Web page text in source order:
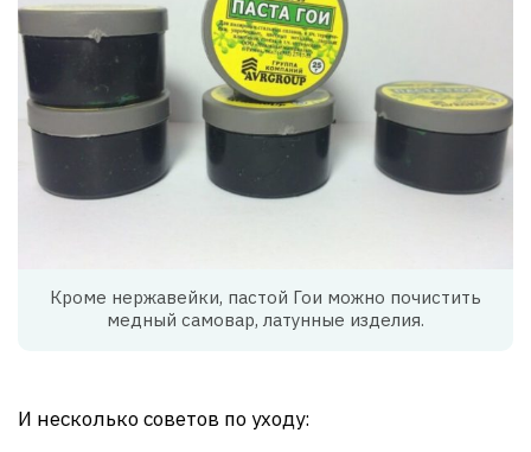
Кроме нержавейки, пастой Гои можно почистить
медный самовар, латунные изделия.
И несколько советов по уходу: